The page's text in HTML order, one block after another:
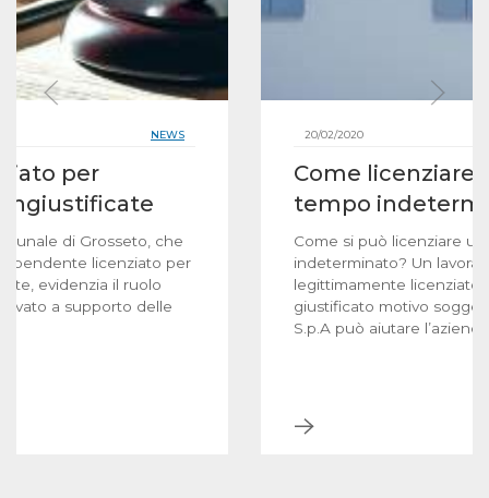
NEWS
per
ingiustificate
di Grosseto, che
licenziato per
evidenzia il ruolo
a supporto delle
20/02/2020
Come licenziare
tempo
Come si può licenziare
indeterminato? Un
legittimamente licenziato
giustificato motivo
S.p.A può aiutare